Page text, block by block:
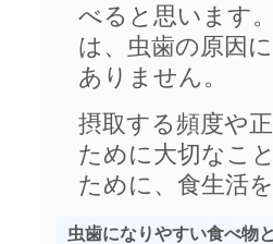
べると思います
は、虫歯の原因
ありません。
摂取する頻度や
ために大切なこ
ために、食生活
虫歯になりやすい食べ物